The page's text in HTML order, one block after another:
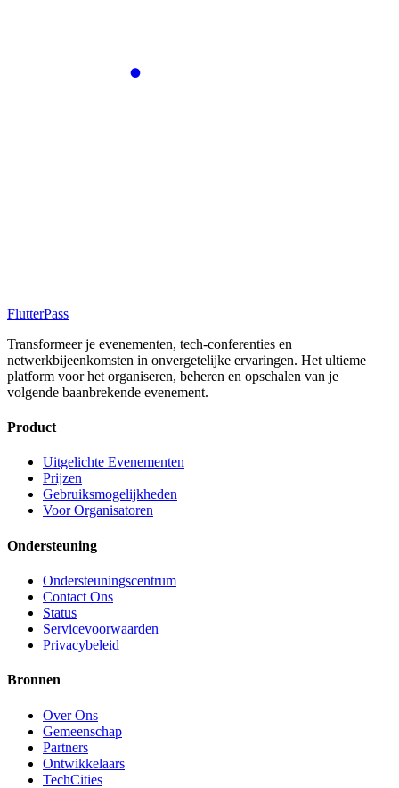
FlutterPass
Transformeer je evenementen, tech-conferenties en
netwerkbijeenkomsten in onvergetelijke ervaringen. Het ultieme
platform voor het organiseren, beheren en opschalen van je
volgende baanbrekende evenement.
Product
Uitgelichte Evenementen
Prijzen
Gebruiksmogelijkheden
Voor Organisatoren
Ondersteuning
Ondersteuningscentrum
Contact Ons
Status
Servicevoorwaarden
Privacybeleid
Bronnen
Over Ons
Gemeenschap
Partners
Ontwikkelaars
TechCities